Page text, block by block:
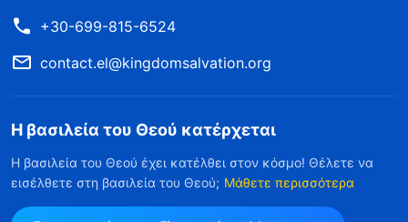
+30-699-815-6524
contact.el@kingdomsalvation.org
Η βασιλεία του Θεού κατέρχεται
Η βασιλεία του Θεού έχει κατέλθει στον κόσμο! Θέλετε να
εισέλθετε στη βασιλεία του Θεού; Μάθετε περισσότερα